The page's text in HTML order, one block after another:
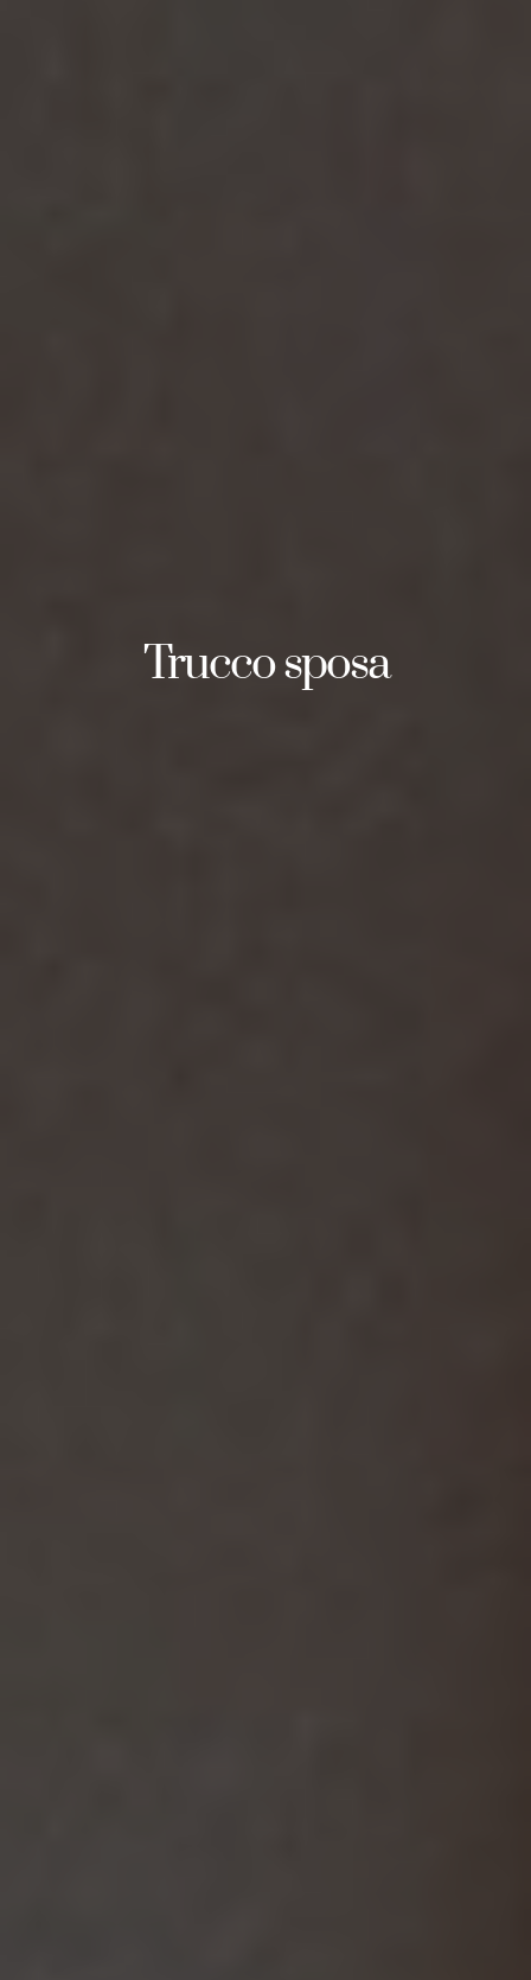
Trucco sposa